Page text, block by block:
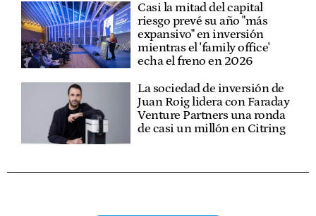
Casi la mitad del capital
riesgo prevé su año "más
expansivo" en inversión
mientras el 'family office'
echa el freno en 2026
La sociedad de inversión de
Juan Roig lidera con Faraday
Venture Partners una ronda
de casi un millón en Citring